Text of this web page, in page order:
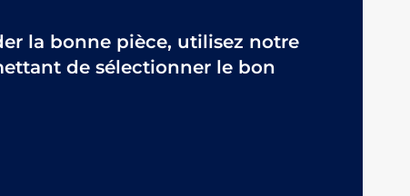
la bonne pièce, utilisez notre
de sélectionner le bon